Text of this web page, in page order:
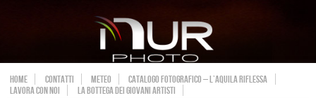
HOME CONTATTI METEO
CATALOGO FOTOGRAFICO – L’AQUILA RIFLESSA
LAVORA CON NOI
LA BOTTEGA DEI GIOVANI ARTISTI